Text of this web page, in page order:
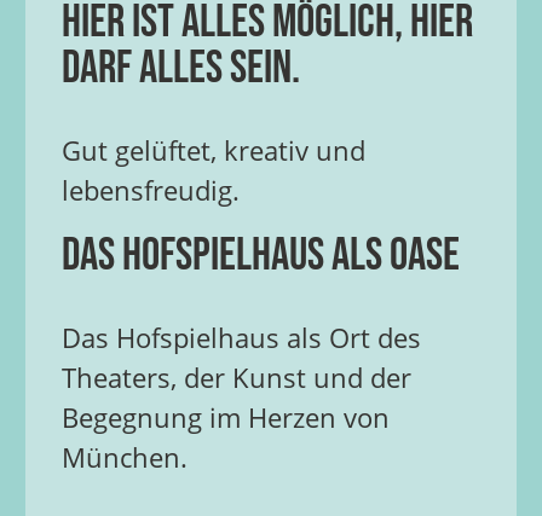
Hier ist alles möglich, hier
darf alles sein.
Gut gelüftet, kreativ und
lebensfreudig.
Das Hofspielhaus als Oase
Das Hofspielhaus als Ort des
Theaters, der Kunst und der
Begegnung im Herzen von
München.